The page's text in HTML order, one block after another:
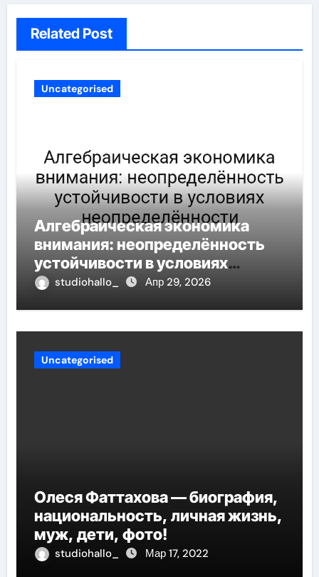
Related Post
Uncategorised
Алгебраическая экономика
внимания: неопределённость
устойчивости в условиях
неопределённости
studiohallo_ Апр 29, 2026
Uncategorised
Олеся Фаттахова — биография,
национальность, личная жизнь,
муж, дети, фото!
studiohallo_ Мар 17, 2022